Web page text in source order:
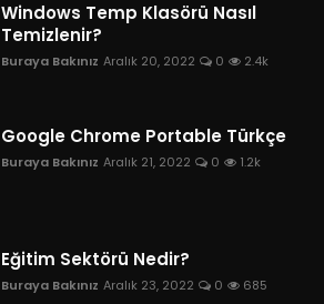
Windows Temp Klasörü Nasıl
Temizlenir?
Buraya Bakınız Aralık 20, 2022 0 2.4k
Google Chrome Portable Türkçe
Buraya Bakınız Aralık 21, 2022 0 1.2k
Eğitim Sektörü Nedir?
Buraya Bakınız Aralık 23, 2022 0 685